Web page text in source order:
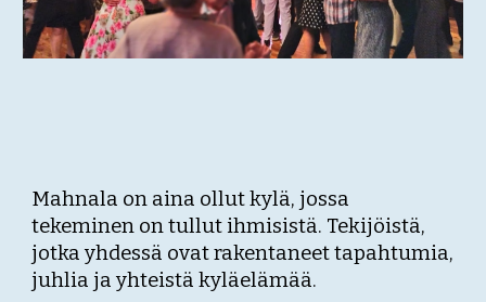
Mahnala on aina ollut kylä, jossa
tekeminen on tullut ihmisistä. Tekijöistä,
jotka yhdessä ovat rakentaneet tapahtumia,
juhlia ja yhteistä kyläelämää.